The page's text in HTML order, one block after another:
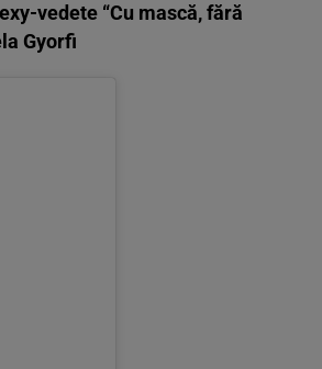
vedete “Cu mască, fără
Gyorfi